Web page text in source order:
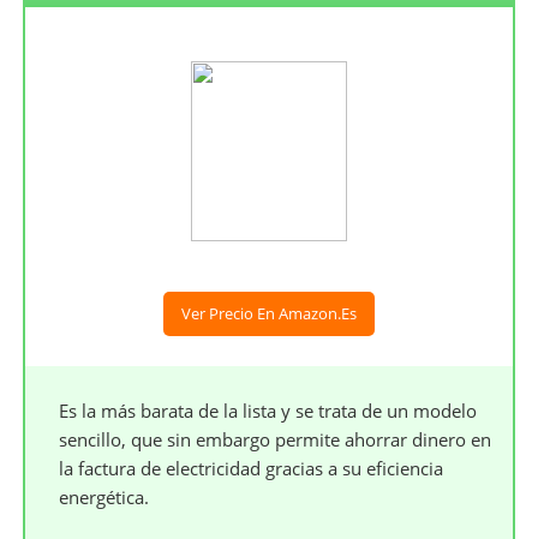
Ver Precio En Amazon.es
Es la más barata de la lista y se trata de un modelo
sencillo, que sin embargo permite ahorrar dinero en
la factura de electricidad gracias a su eficiencia
energética.